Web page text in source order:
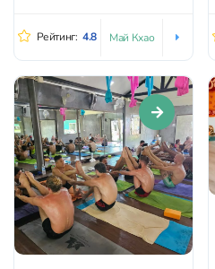
занятия йогой для всех
йога: практика с
традиционными асанами и
акцентом на укрепление
мышц и растяжку. Пилатес...
Рейтинг: 4.8 Май Кхао